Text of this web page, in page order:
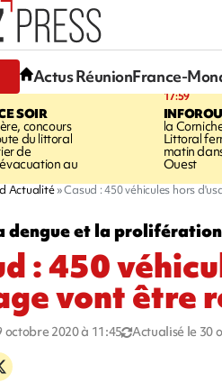
Actus RéunionFrance-
SOIR
concours
du littoral
de
au
17:59
la
Littoral
matin
Ouest
Actualité Casud : 450 véhicules hors
dengue et la
: 450
vont être
octobre 2020 à 11:45 Actualisé le 30